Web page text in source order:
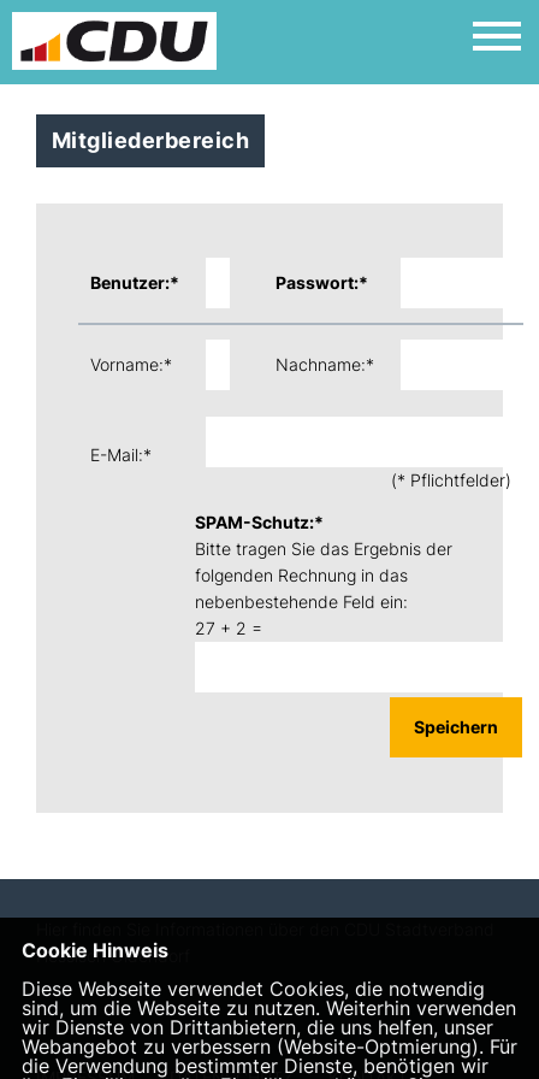
Mitgliederbereich
Benutzer:* Passwort:*
Vorname:* Nachname:*
E-Mail:*
(* Pflichtfelder)
SPAM-Schutz:*
Bitte tragen Sie das Ergebnis der
folgenden Rechnung in das
nebenbestehende Feld ein:
27 + 2 =
Hessisch Oldendorf
Cookie Hinweis
Diese Webseite verwendet Cookies, die notwendig
sind, um die Webseite zu nutzen. Weiterhin verwenden
wir Dienste von Drittanbietern, die uns helfen, unser
Webangebot zu verbessern (Website-Optmierung). Für
die Verwendung bestimmter Dienste, benötigen wir